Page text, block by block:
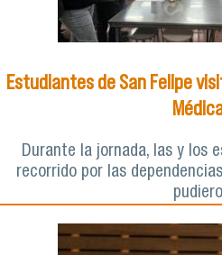
Estudiantes de San Felipe
Durante la jornada, las y los
recorrido por las